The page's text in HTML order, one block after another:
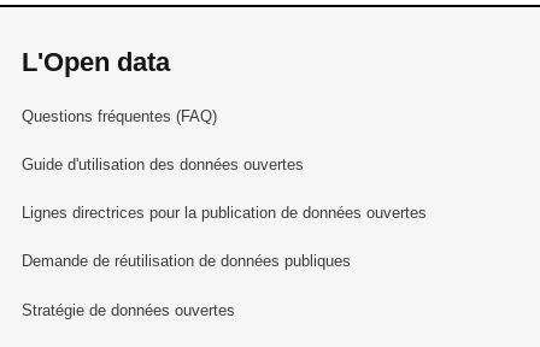
L'Open data
Questions fréquentes (FAQ)
Guide d'utilisation des données ouvertes
Lignes directrices pour la publication de données ouvertes
Demande de réutilisation de données publiques
Stratégie de données ouvertes